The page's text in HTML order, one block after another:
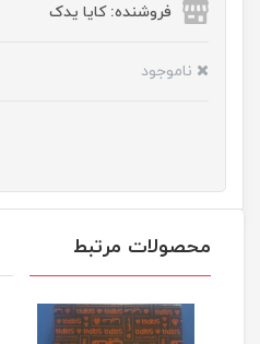
فروشنده: کایا یدک
ناموجود
محصولات مرتبط